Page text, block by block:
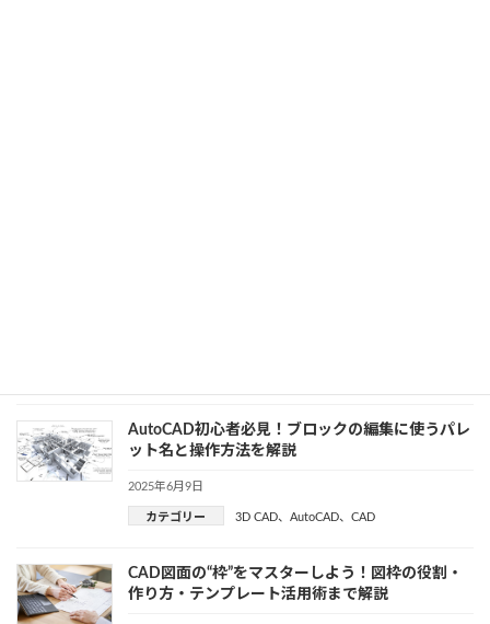
AutoCAD初心者必見！ブロックの編集に使うパレ
ット名と操作方法を解説
2025年6月9日
カテゴリー 3D CAD、 AutoCAD、 CAD
CAD図面の“枠”をマスターしよう！図枠の役割・
作り方・テンプレート活用術まで解説